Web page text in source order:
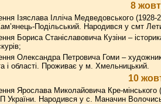
8
Ізяслава Ілліча Медведовського
Подільський. Народився у смт
Бориса Станіславовича Кузіни –
Олександра Петровича Гоми –
і області. Проживає у м. Хмельницький.
10
Ярослава Миколайовича Кре-мінського
Народився у с. Маначин